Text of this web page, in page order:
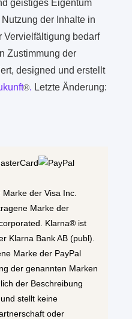
geistiges Eigentum
der Inhalte in
Vervielfältigung bedarf
Zustimmung der
designed und erstellt
®. Letzte Änderung:
der Visa Inc.
Marke der
Klarna® ist
Klarna Bank AB (publ).
Marke der PayPal
der genannten Marken
der Beschreibung
stellt keine
oder